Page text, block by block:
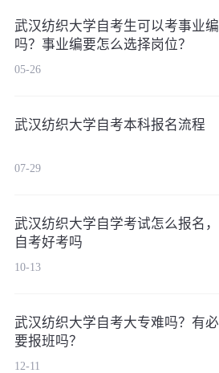
武汉纺织大学自考生可以考事业编
吗？事业编要怎么选择岗位？
05-26
武汉纺织大学自考本科报名流程
07-29
武汉纺织大学自学考试怎么报名，
自考好考吗
10-13
武汉纺织大学自考大专难吗？有必
要报班吗？
12-11